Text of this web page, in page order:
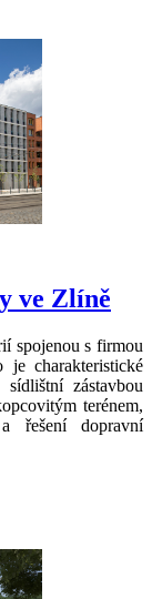
ve Zlíně
spojenou s firmou
je charakteristické
zástavbou
terénem,
řešení dopravní